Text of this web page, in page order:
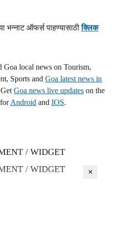
भन्नाट ऑफर्स पाहण्यासाठीक्लिक
Goa local news on Tourism,
Sports and Goa latest news in
Goa news live updates on the
Android and IOS.
/ WIDGET
/ WIDGET
×